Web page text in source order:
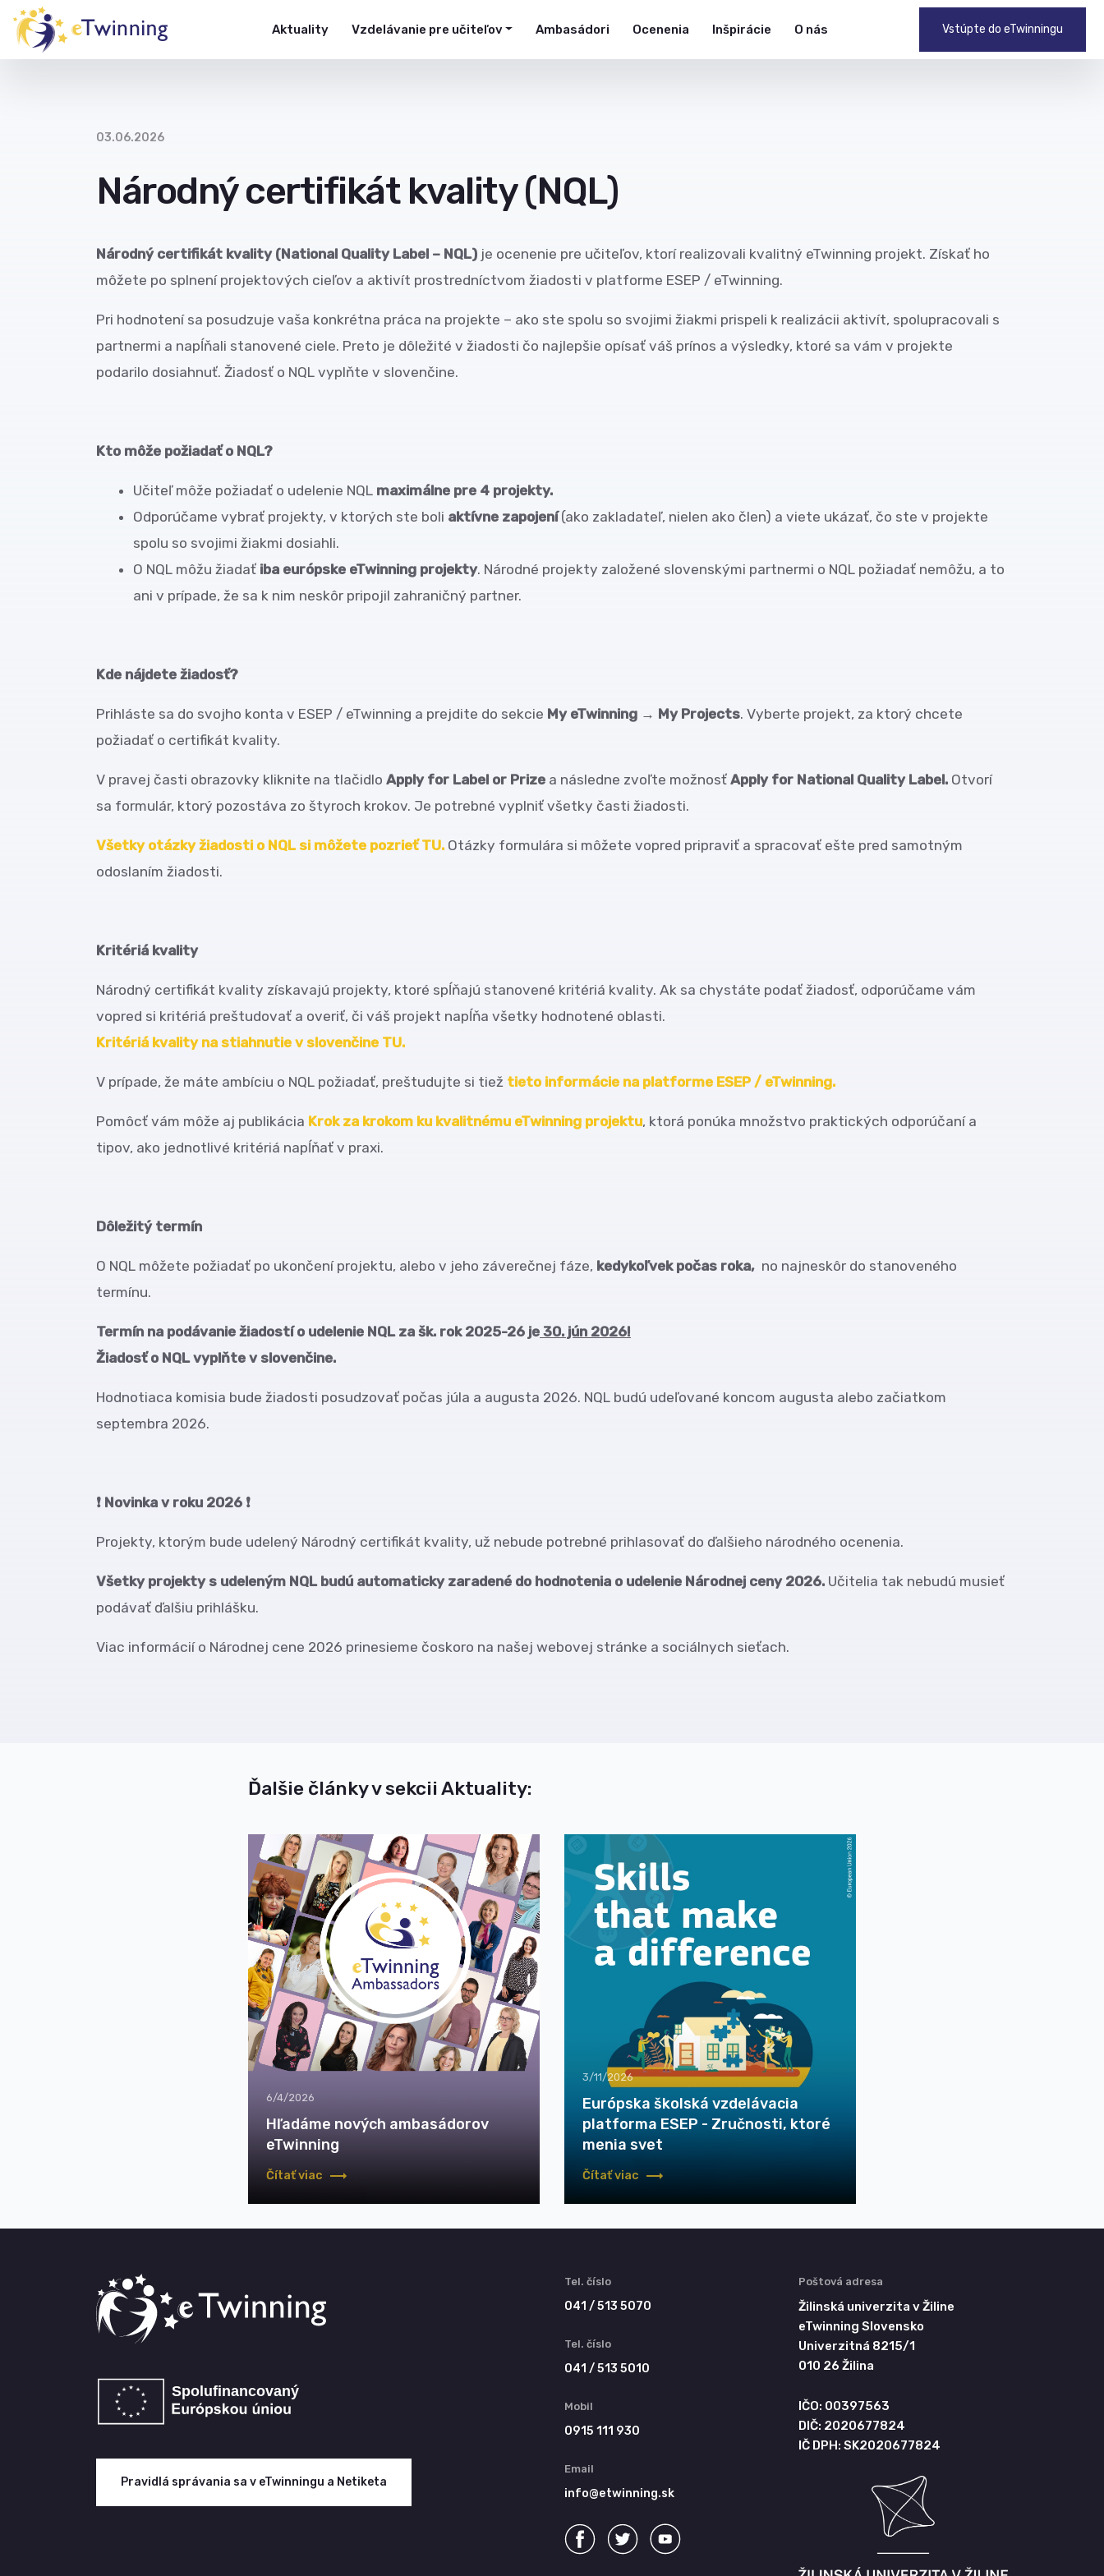
Aktuality Vzdelávanie pre učiteľov Ambasádori Ocenenia Inšpirácie O nás Vstúpte do eTwinningu
03.06.2026
Národný certifikát kvality (NQL)
Národný certifikát kvality (National Quality Label – NQL) je ocenenie pre učiteľov, ktorí realizovali kvalitný eTwinning projekt. Získať ho
môžete po splnení projektových cieľov a aktivít prostredníctvom žiadosti v platforme ESEP / eTwinning.
Pri hodnotení sa posudzuje vaša konkrétna práca na projekte – ako ste spolu so svojimi žiakmi prispeli k realizácii aktivít, spolupracovali s
partnermi a napĺňali stanovené ciele. Preto je dôležité v žiadosti čo najlepšie opísať váš prínos a výsledky, ktoré sa vám v projekte
podarilo dosiahnuť. Žiadosť o NQL vyplňte v slovenčine.
Kto môže požiadať o NQL?
Učiteľ môže požiadať o udelenie NQL maximálne pre 4 projekty.
Odporúčame vybrať projekty, v ktorých ste boli aktívne zapojení(ako zakladateľ, nielen ako člen) a viete ukázať, čo ste v projekte
spolu so svojimi žiakmi dosiahli.
O NQL môžu žiadať iba európske eTwinning projekty. Národné projekty založené slovenskými partnermi o NQL požiadať nemôžu, a to
ani v prípade, že sa k nim neskôr pripojil zahraničný partner.
Kde nájdete žiadosť?
Prihláste sa do svojho konta v ESEP / eTwinning a prejdite do sekcie My eTwinning → My Projects. Vyberte projekt, za ktorý chcete
požiadať o certifikát kvality.
V pravej časti obrazovky kliknite na tlačidlo Apply for Label or Prize a následne zvoľte možnosť Apply for National Quality Label. Otvorí
sa formulár, ktorý pozostáva zo štyroch krokov. Je potrebné vyplniť všetky časti žiadosti.
Všetky otázky žiadosti o NQL si môžete pozrieť TU. Otázky formulára si môžete vopred pripraviť a spracovať ešte pred samotným
odoslaním žiadosti.
Kritériá kvality
Národný certifikát kvality získavajú projekty, ktoré spĺňajú stanovené kritériá kvality. Ak sa chystáte podať žiadosť, odporúčame vám
vopred si kritériá preštudovať a overiť, či váš projekt napĺňa všetky hodnotené oblasti.
Kritériá kvality na stiahnutie v slovenčine TU.
V prípade, že máte ambíciu o NQL požiadať, preštudujte si tiež tieto informácie na platforme ESEP / eTwinning.
Pomôcť vám môže aj publikácia Krok za krokom ku kvalitnému eTwinning projektu, ktorá ponúka množstvo praktických odporúčaní a
tipov, ako jednotlivé kritériá napĺňať v praxi.
Dôležitý termín
O NQL môžete požiadať po ukončení projektu, alebo v jeho záverečnej fáze, kedykoľvek počas roka, no najneskôr do stanoveného
termínu.
Termín na podávanie žiadostí o udelenie NQL za šk. rok 2025-26 je 30. jún 2026!
Žiadosť o NQL vyplňte v slovenčine.
Hodnotiaca komisia bude žiadosti posudzovať počas júla a augusta 2026. NQL budú udeľované koncom augusta alebo začiatkom
septembra 2026.
❗ Novinka v roku 2026 ❗
Projekty, ktorým bude udelený Národný certifikát kvality, už nebude potrebné prihlasovať do ďalšieho národného ocenenia.
Všetky projekty s udeleným NQL budú automaticky zaradené do hodnotenia o udelenie Národnej ceny 2026. Učitelia tak nebudú musieť
podávať ďalšiu prihlášku.
Viac informácií o Národnej cene 2026 prinesieme čoskoro na našej webovej stránke a sociálnych sieťach.
Ďalšie články v sekcii Aktuality:
6/4/2026
Hľadáme nových ambasádorov
eTwinning
Čítať viac
3/11/2026
Európska školská vzdelávacia
platforma ESEP - Zručnosti, ktoré
menia svet
Čítať viac
Pravidlá správania sa v eTwinningu a Netiketa
Tel. číslo
041 / 513 5070
Tel. číslo
041 / 513 5010
Mobil
0915 111 930
Email
info@etwinning.sk
Poštová adresa
Žilinská univerzita v Žiline
eTwinning Slovensko
Univerzitná 8215/1
010 26 Žilina
IČO: 00397563
DIČ: 2020677824
IČ DPH: SK2020677824